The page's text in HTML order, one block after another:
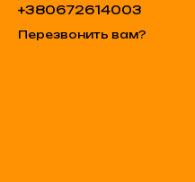
+380672614003
Перезвонить вам?